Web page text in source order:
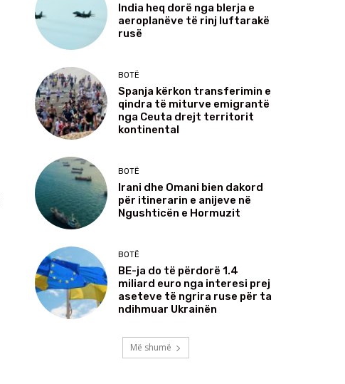
India heq dorë nga blerja e
aeroplanëve të rinj luftarakë
rusë
BOTË
Spanja kërkon transferimin e
qindra të miturve emigrantë
nga Ceuta drejt territorit
kontinental
BOTË
Irani dhe Omani bien dakord
për itinerarin e anijeve në
Ngushticën e Hormuzit
BOTË
BE-ja do të përdorë 1.4
miliard euro nga interesi prej
aseteve të ngrira ruse për ta
ndihmuar Ukrainën
Më shumë